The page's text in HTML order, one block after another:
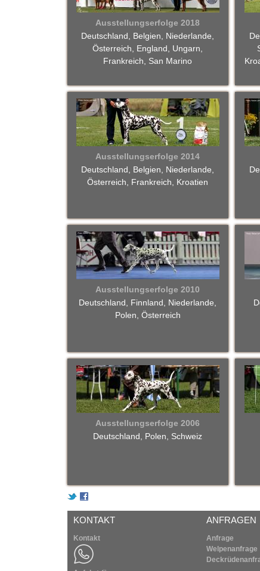
e
a
d
m
a
n
e
l
p
e
n
Ausstellungserfolge 2018
Deutschland, Belgien, Niederlande,
Österreich, England, Ungarn,
Frankreich, San Marino
Ausstellungserfolge 2014
Deutschland, Belgien, Niederlande,
Österreich, Frankreich, Kroatien
Ausstellungserfolge 2010
Deutschland, Finnland, Niederlande,
Polen, Österreich
Ausstellungserfolge 2006
Deutschland, Polen, Schweiz
KONTAKT
Kontakt
ANFRAGEN
Anfrage
Welpenanfrage